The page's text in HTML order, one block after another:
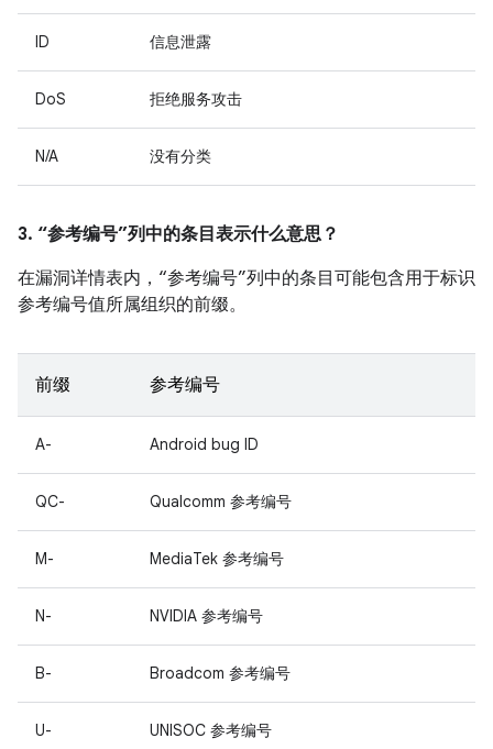
ID 信息泄露
DoS 拒绝服务攻击
N/A 没有分类
3. “参考编号”列中的条目表示什么意思？
在漏洞详情表内，“参考编号”列中的条目可能包含用于标识
参考编号值所属组织的前缀。
前缀 参考编号
A- Android bug ID
QC- Qualcomm 参考编号
M- MediaTek 参考编号
N- NVIDIA 参考编号
B- Broadcom 参考编号
U- UNISOC 参考编号